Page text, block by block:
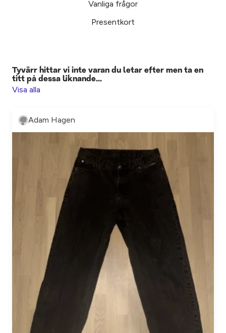
Vanliga frågor
Presentkort
Tyvärr hittar vi inte varan du letar efter men ta en
titt på dessa liknande...
Visa alla
Adam Hagen